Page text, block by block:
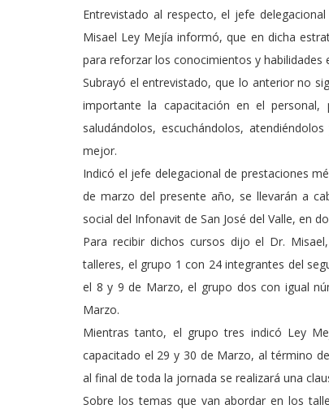
Entrevistado al respecto, el jefe
Misael Ley Mejía informó, que en dicha
para reforzar los conocimientos y
Subrayó el entrevistado, que lo anterior no
importante la capacitación en el
saludándolos, escuchándolos,
mejor.
Indicó el jefe delegacional de prestaciones
de marzo del presente año, se llevarán a
social del Infonavit de San José del Valle, en
Para recibir dichos cursos dijo el Dr.
talleres, el grupo 1 con 24 integrantes del
el 8 y 9 de Marzo, el grupo dos con igual
Marzo.
Mientras tanto, el grupo tres indicó Ley
capacitado el 29 y 30 de Marzo, al término
al final de toda la jornada se realizará una
Sobre los temas que van abordar en los